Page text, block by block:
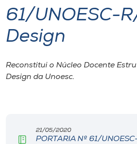
I.nova
Cultura
Biblioteca
61/UNOESC-
Design
Reconstitui o Núcleo Docente
Design da Unoesc.
21/05/2020
PORTARIA Nº 61/